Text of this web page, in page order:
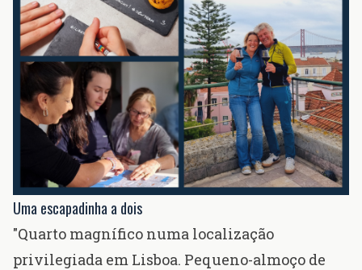
Uma escapadinha a dois
"Quarto magnífico numa localização
privilegiada em Lisboa. Pequeno-almoço de